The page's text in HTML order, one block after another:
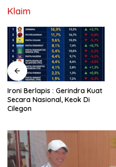
Klaim
Ironi Berlapis : Gerindra Kuat
Secara Nasional, Keok Di
Cilegon